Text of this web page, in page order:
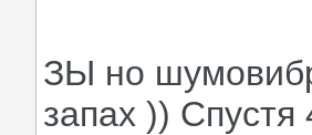
ЗЫ но
запах )) Спустя